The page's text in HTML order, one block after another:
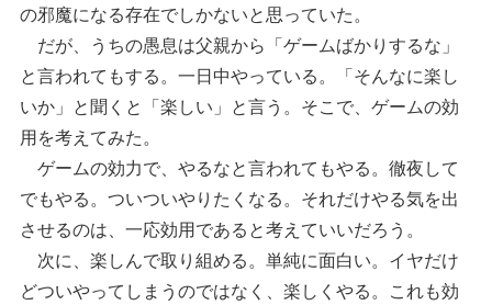
の邪魔になる存在でしかないと思っていた。
だが、うちの愚息は父親から「ゲームばかりするな」
と言われてもする。一日中やっている。「そんなに楽し
いか」と聞くと「楽しい」と言う。そこで、ゲームの効
用を考えてみた。
ゲームの効力で、やるなと言われてもやる。徹夜して
でもやる。ついついやりたくなる。それだけやる気を出
させるのは、一応効用であると考えていいだろう。
次に、楽しんで取り組める。単純に面白い。イヤだけ
どついやってしまうのではなく、楽しくやる。これも効